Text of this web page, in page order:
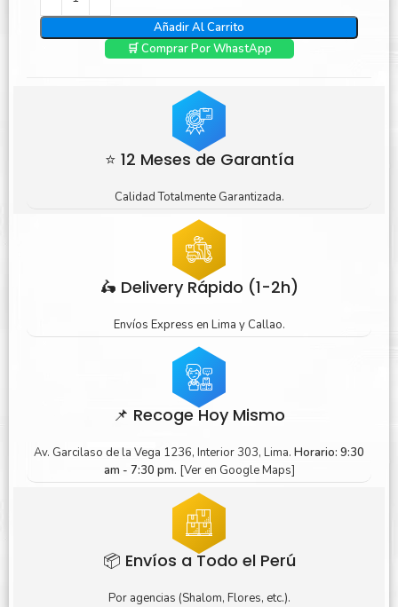
Añadir Al Carrito
🛒 Comprar Por WhastApp
⭐ 12 Meses de Garantía
Calidad Totalmente Garantizada.
🛵 Delivery Rápido (1-2h)
Envíos Express en Lima y Callao.
📌 Recoge Hoy Mismo
Av. Garcilaso de la Vega 1236, Interior 303, Lima. Horario: 9:30
am - 7:30 pm. [Ver en Google Maps]
📦 Envíos a Todo el Perú
Por agencias (Shalom, Flores, etc.).